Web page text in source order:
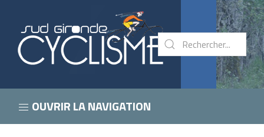
OUVRIR LA NAVIGATION